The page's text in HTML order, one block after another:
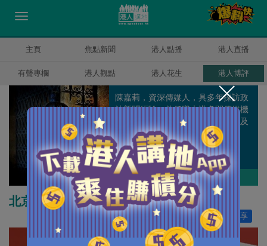
主頁 焦點新聞 港人點播 港人直播
有聲專欄 港人觀點 港人花生 港人博評
陳嘉莉
陳嘉莉，資深傳媒人，具多年採訪政
治新聞經驗，曾任職本港多間傳媒機
構，包括《東方日報》、《虎報》及
《NOW新聞台》。
作者其他博評
北京的橄欖枝
分享
讚好 0